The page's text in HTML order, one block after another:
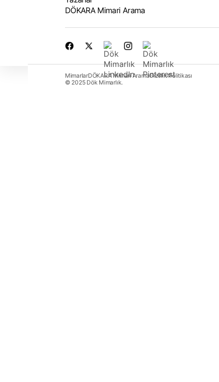
DÖKARA Mimari Arama
MimarlarDÖKARA Mimari AramaGizlilik Politikası
© 2025 Dök Mimarlık.